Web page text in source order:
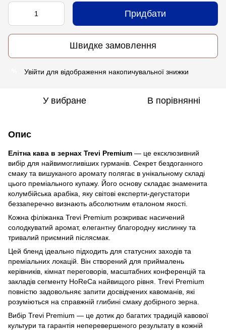
Придбати
Швидке замовлення
Увійти для відображення накопичувальної знижки
У вибране В порівнянні
Опис
Елітна кава в зернах Trevi Premium — це ексклюзивний
вибір для найвимогливіших гурманів. Секрет бездоганного
смаку та вишуканого аромату полягає в унікальному складі
цього преміального купажу. Його основу складає знаменита
колумбійська арабіка, яку світові експерти-дегустатори
беззаперечно визнають абсолютним еталоном якості.
Кожна філіжанка Trevi Premium розкриває насичений
солодкуватий аромат, елегантну благородну кислинку та
тривалий приємний післясмак.
Цей бленд ідеально підходить для статусних заходів та
преміальних локацій. Він створений для приймалень
керівників, кімнат переговорів, масштабних конференцій та
закладів сегменту HoReCa найвищого рівня. Trevi Premium
повністю задовольняє запити досвідчених кавоманів, які
розуміються на справжній глибині смаку добірного зерна.
Вибір Trevi Premium — це дотик до багатих традицій кавової
культури та гарантія неперевершеного результату в кожній